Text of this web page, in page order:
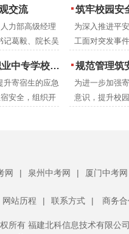
副市长杨新
局长吴邦建，
考察。
交流
力部高级经理
记葛毅、院长吴
筑牢校园安全防线 提升教职工
为深入推进平
工面对突发事
高的应急救护
后勤安保等关
训。
间消防逃生演练
升寄宿生的应急
安全，组织开
规范管理筑安全 凝
为进一步加强
意识，提升校
网 | 泉州中考网 | 厦门中考网
网站历程 | 联系方式 | 商务
所有 福建北科信息技术有限公